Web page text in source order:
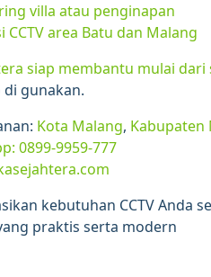
villa atau penginapan
CCTV area Batu dan Malang
siap membantu mulai dari
di gunakan.
Kota Malang, Kabupaten
0899-9959-777
kebutuhan CCTV Anda
praktis serta modern